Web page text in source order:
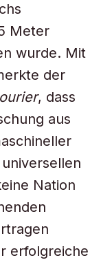
Meter
wurde. Mit
der
, dass
aus
Nation
erfolgreiche